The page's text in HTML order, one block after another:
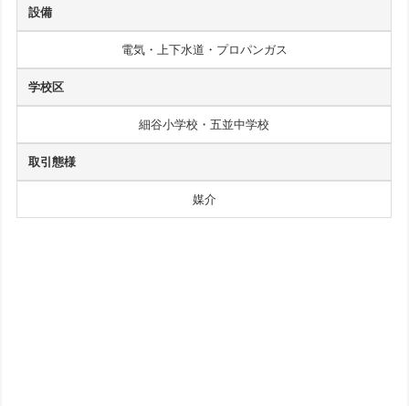
設備
電気・上下水道・プロパンガス
学校区
細谷小学校・五並中学校
取引態様
媒介